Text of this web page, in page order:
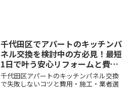
千代田区でアパートのキッチンパ
ネル交換を検討中の方必見！最短
1日で叶う安心リフォームと費用
相場
千代田区アパートのキッチンパネル交換
で失敗しないコツと費用・施工・業者選